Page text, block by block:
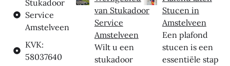
Stukadoor
Service
Amstelveen
KVK:
58037640
van Stukadoor
Service
Amstelveen
Wilt u een
stukadoor
Stucen in
Amstelveen
Een plafond
stucen is een
essentiële stap